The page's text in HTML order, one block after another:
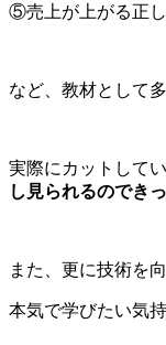
⑤売上が上がる正
など、教材として
実際にカットして
し見られるのでき
また、更に技術を
本気で学びたい気